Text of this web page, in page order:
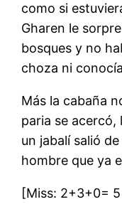
como si
Gharen le
bosques y no
choza ni
Más la cabaña
paria se acercó,
un jabalí salió
hombre que ya
[Miss: 2+3+0=